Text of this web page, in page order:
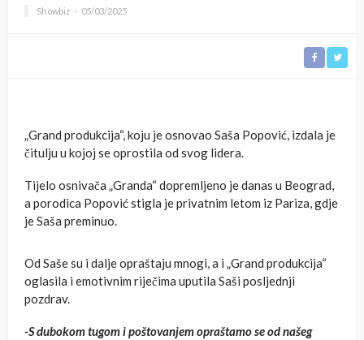
Showbiz 05/03/2025
„Grand produkcija“, koju je osnovao Saša Popović, izdala je
čitulju u kojoj se oprostila od svog lidera.
Tijelo osnivača „Granda“ dopremljeno je danas u Beograd,
a porodica Popović stigla je privatnim letom iz Pariza, gdje
je Saša preminuo.
Od Saše su i dalje opraštaju mnogi, a i „Grand produkcija“
oglasila i emotivnim riječima uputila Saši posljednji
pozdrav.
-S dubokom tugom i poštovanjem opraštamo se od našeg